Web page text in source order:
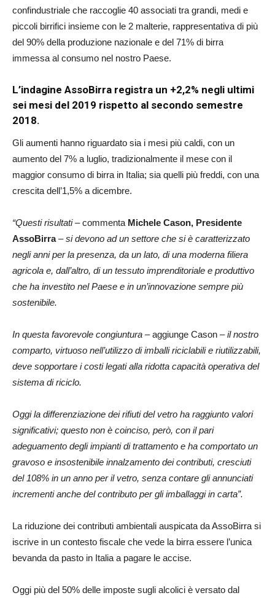
confindustriale che raccoglie 40 associati tra grandi, medi e
piccoli birrifici insieme con le 2 malterie, rappresentativa di più
del 90% della produzione nazionale e del 71% di birra
immessa al consumo nel nostro Paese.
L’indagine AssoBirra registra un +2,2% negli ultimi
sei mesi del 2019 rispetto al secondo semestre
2018.
Gli aumenti hanno riguardato sia i mesi più caldi, con un
aumento del 7% a luglio, tradizionalmente il mese con il
maggior consumo di birra in Italia; sia quelli più freddi, con una
crescita dell’1,5% a dicembre.
“Questi risultati– commenta Michele Cason, Presidente
AssoBirra–si devono ad un settore che si è caratterizzato
negli anni per la presenza, da un lato, di una moderna filiera
agricola e, dall’altro, di un tessuto imprenditoriale e produttivo
che ha investito nel Paese e in un’innovazione sempre più
sostenibile.
In questa favorevole congiuntura –aggiunge Cason – il nostro
comparto, virtuoso nell’utilizzo di imballi riciclabili e riutilizzabili,
deve sopportare i costi legati alla ridotta capacità operativa del
sistema di riciclo.
Oggi la differenziazione dei rifiuti del vetro ha raggiunto valori
significativi; questo non è coinciso, però, con il pari
adeguamento degli impianti di trattamento e ha comportato un
gravoso e insostenibile innalzamento dei contributi, cresciuti
del 108% in un anno per il vetro, senza contare gli annunciati
incrementi anche del contributo per gli imballaggi in carta”.
La riduzione dei contributi ambientali auspicata da AssoBirra si
iscrive in un contesto fiscale che vede la birra essere l’unica
bevanda da pasto in Italia a pagare le accise.
Oggi più del 50% delle imposte sugli alcolici è versato dal